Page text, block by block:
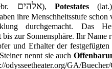
אלהים),Potestates (lat.
ihre Menschheitsstufe schon
durchgemacht. Das
bis zur Sonnensphäre. Ihr Name
und Erhalter der festgefügten
nennt sie auch